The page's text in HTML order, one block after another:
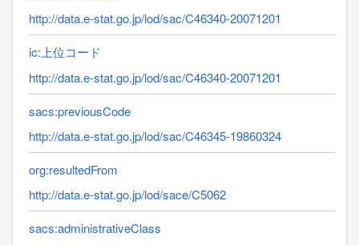
http://data.e-stat.go.jp/lod/sac/C46340-20071201
ic:上位コード
http://data.e-stat.go.jp/lod/sac/C46340-20071201
sacs:previousCode
http://data.e-stat.go.jp/lod/sac/C46345-19860324
org:resultedFrom
http://data.e-stat.go.jp/lod/sace/C5062
sacs:administrativeClass